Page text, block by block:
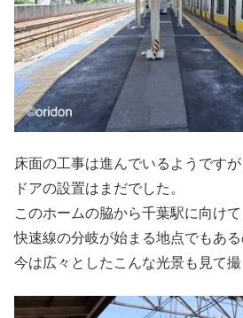
床面の工事は進んでいるようですが
ドアの設置はまだでした。
このホームの脇から千葉駅に向けて
快速線の分岐が始まる地点でもあ
今は広々としたこんな光景も見て撮